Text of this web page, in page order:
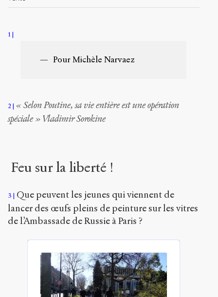
e
Copier la
référence
Chicago
Attribution-
NonCommercial-
ShareAlike 4.0
Accéder
version
1
Pour Michèle Narvaez
2 « Selon Poutine, sa vie entière est une opération
spéciale » Vladimir Sorokine
Feu sur la liberté !
3
Que peuvent les jeunes qui viennent de
lancer des œufs pleins de peinture sur les vitres
de l’Ambassade de Russie à Paris ?